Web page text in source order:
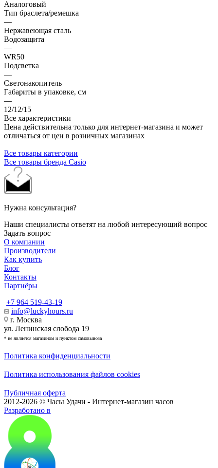
Аналоговый
Тип браслета/ремешка
—
Нержавеющая сталь
Водозащита
—
WR50
Подсветка
—
Светонакопитель
Габариты в упаковке, см
—
12/12/15
Все характеристики
Цена действительна только для интернет-магазина и может
отличаться от цен в розничных магазинах
Все товары категории
Все товары бренда Casio
Нужна консультация?
Наши специалисты ответят на любой интересующий вопрос
Задать вопрос
О компании
Производители
Как купить
Блог
Контакты
Партнёры
+7 964 519-43-19
info@luckyhours.ru
г. Москва
ул. Ленинская слобода 19
* не является магазином и пунктом самовывоза
Политика конфиденциальности
Политика использования файлов cookies
Публичная оферта
2012-2026 © Часы Удачи - Интернет-магазин часов
Разработано в